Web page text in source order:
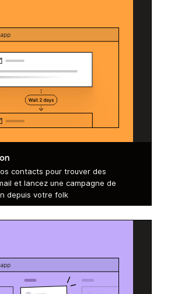
contacts pour trouver des
et lancez une campagne de
depuis votre folk